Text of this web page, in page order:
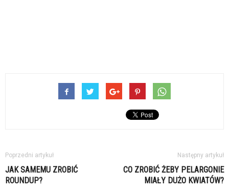
Poprzedni artykuł
JAK SAMEMU ZROBIĆ
ROUNDUP?
Następny artykuł
CO ZROBIĆ ŻEBY PELARGONIE
MIAŁY DUŻO KWIATÓW?